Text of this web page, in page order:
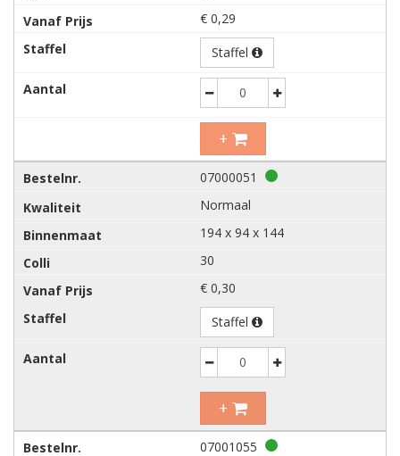
€ 0,29
Staffel
Decrease Increase
+
07000051
Normaal
194 x 94 x 144
30
€ 0,30
Staffel
Decrease Increase
+
07001055